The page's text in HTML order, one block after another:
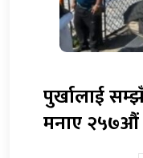
पुर्खालाई
मनाए २५७औं